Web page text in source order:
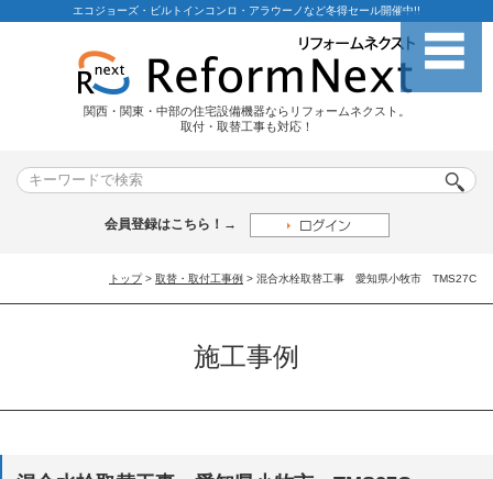
エコジョーズ・ビルトインコンロ・アラウーノなど冬得セール開催中!!
関西・関東・中部の住宅設備機器ならリフォームネクスト。
取付・取替工事も対応！
会員登録はこちら！→
トップ > 取替・取付工事例 > 混合水栓取替工事 愛知県小牧市 TMS27C
施工事例